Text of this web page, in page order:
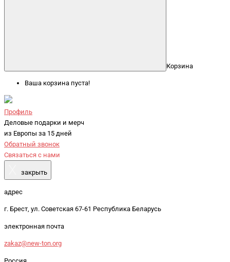
Корзина
Ваша корзина пуста!
Профиль
Деловые подарки и мерч
из Европы за 15 дней
Обратный звонок
Связаться с нами
закрыть
адрес
г. Брест, ул. Советская 67-61 Республика Беларусь
электронная почта
zakaz@new-ton.org